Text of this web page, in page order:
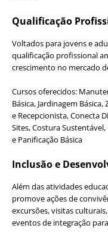
Qualificação
Voltados para jovens e
qualificação profissional
crescimento no mercado
Cursos oferecidos:
Básica, Jardinagem Básica,
e Recepcionista,Conecta
Sites,Costura Sustentável,
e Panificação Básica
Inclusão e
Além das atividades
promove ações de
excursões, visitas
eventos de integração